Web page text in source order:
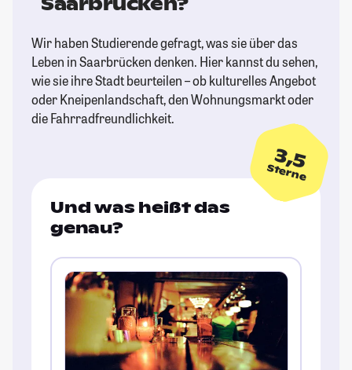
Wir haben Studierende gefragt, was sie über das
Leben in Saarbrücken denken. Hier kannst du sehen,
wie sie ihre Stadt beurteilen – ob kulturelles Angebot
oder Kneipenlandschaft, den Wohnungsmarkt oder
die Fahrradfreundlichkeit.
3,5
Sterne
Und was heißt das
genau?